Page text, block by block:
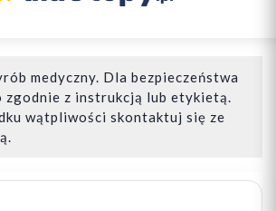
medyczny. Dla bezpieczeństwa
zgodnie z instrukcją lub etykietą.
wątpliwości skontaktuj się ze